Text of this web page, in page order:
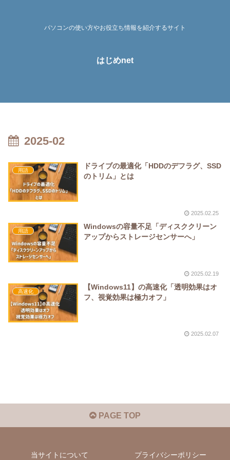
パソコンの使い方やお役立ち情報を紹介するサイト
はじめnet
2025-02
用語
ドライブの最適化「HDDのデフラグ、SSD
のトリム」とは
2025.02.25
用語
Windowsの容量不足「ディスククリーン
アップからストレージセンサーへ」
2025.02.19
高速化
【Windows11】の高速化「透明効果はオ
フ、視覚効果は極力オフ」
2025.02.07
PAGE TOP
当サイトについて プライバシーポリシー